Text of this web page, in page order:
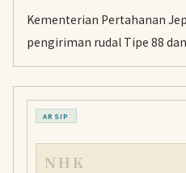
Kementerian Pertahanan
pengiriman rudal Tipe 88
Abukuma ke Filipina
ekspor pertahanan.
ARSIP
NHK